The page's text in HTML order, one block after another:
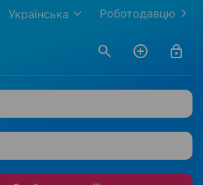
Роботодавцю
Українська